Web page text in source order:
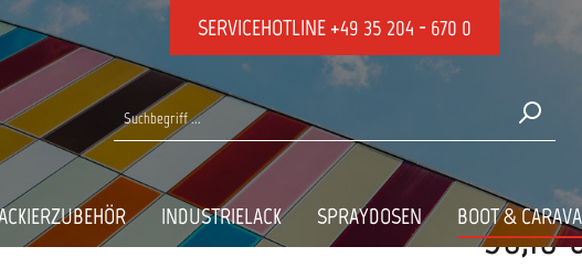
SERVICEHOTLINE+49 35 204 - 670 0
INDUSTRIELACK SPRAYDOSEN BOOT &
& Spachtel
GRAU E5-38A
36,18